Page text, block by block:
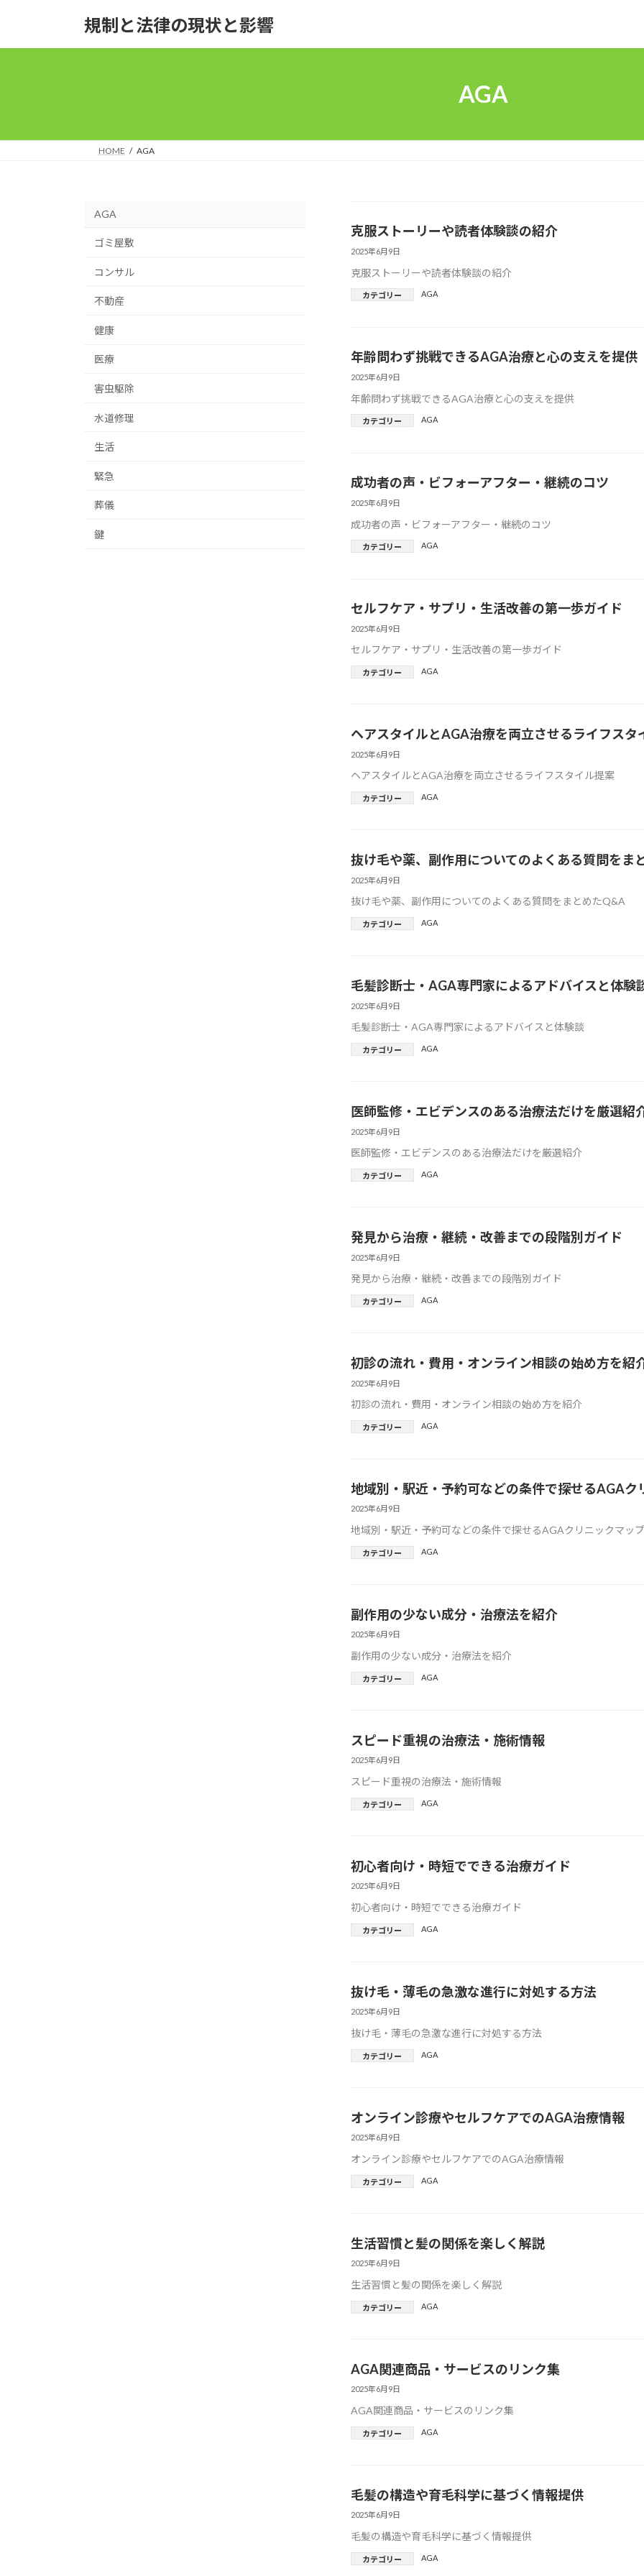
規制と法律の現状と影響
AGA
HOME AGA
克服ストーリーや読者体験談の紹介
2025年6月9日
克服ストーリーや読者体験談の紹介
カテゴリー AGA
年齢問わず挑戦できるAGA治療と心の支えを提供
2025年6月9日
年齢問わず挑戦できるAGA治療と心の支えを提供
カテゴリー AGA
成功者の声・ビフォーアフター・継続のコツ
2025年6月9日
成功者の声・ビフォーアフター・継続のコツ
カテゴリー AGA
セルフケア・サプリ・生活改善の第一歩ガイド
2025年6月9日
セルフケア・サプリ・生活改善の第一歩ガイド
カテゴリー AGA
ヘアスタイルとAGA治療を両立させるライフスタ
2025年6月9日
ヘアスタイルとAGA治療を両立させるライフスタイル提案
カテゴリー AGA
抜け毛や薬、副作用についてのよくある質問をま
2025年6月9日
抜け毛や薬、副作用についてのよくある質問をまとめたQ&A
カテゴリー AGA
毛髪診断士・AGA専門家によるアドバイスと体験
2025年6月9日
毛髪診断士・AGA専門家によるアドバイスと体験談
カテゴリー AGA
医師監修・エビデンスのある治療法だけを厳選紹
2025年6月9日
医師監修・エビデンスのある治療法だけを厳選紹介
カテゴリー AGA
発見から治療・継続・改善までの段階別ガイド
2025年6月9日
発見から治療・継続・改善までの段階別ガイド
カテゴリー AGA
初診の流れ・費用・オンライン相談の始め方を紹
2025年6月9日
初診の流れ・費用・オンライン相談の始め方を紹介
カテゴリー AGA
地域別・駅近・予約可などの条件で探せるAGAク
2025年6月9日
地域別・駅近・予約可などの条件で探せるAGAクリニックマップ
カテゴリー AGA
副作用の少ない成分・治療法を紹介
2025年6月9日
副作用の少ない成分・治療法を紹介
カテゴリー AGA
スピード重視の治療法・施術情報
2025年6月9日
スピード重視の治療法・施術情報
カテゴリー AGA
初心者向け・時短でできる治療ガイド
2025年6月9日
初心者向け・時短でできる治療ガイド
カテゴリー AGA
抜け毛・薄毛の急激な進行に対処する方法
2025年6月9日
抜け毛・薄毛の急激な進行に対処する方法
カテゴリー AGA
オンライン診療やセルフケアでのAGA治療情報
2025年6月9日
オンライン診療やセルフケアでのAGA治療情報
カテゴリー AGA
生活習慣と髪の関係を楽しく解説
2025年6月9日
生活習慣と髪の関係を楽しく解説
カテゴリー AGA
AGA関連商品・サービスのリンク集
2025年6月9日
AGA関連商品・サービスのリンク集
カテゴリー AGA
毛髪の構造や育毛科学に基づく情報提供
2025年6月9日
毛髪の構造や育毛科学に基づく情報提供
カテゴリー AGA
AGA
ゴミ屋敷
コンサル
不動産
健康
医療
害虫駆除
水道修理
生活
緊急
葬儀
鍵